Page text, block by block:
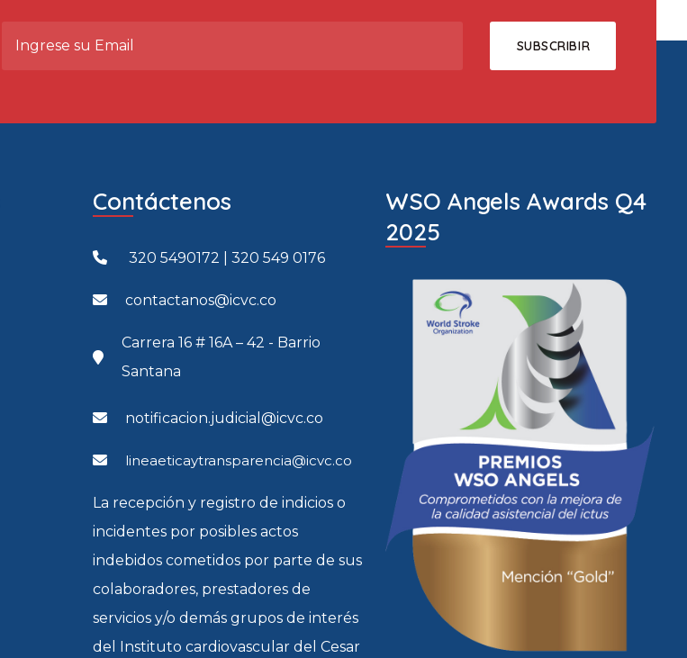
Contáctenos
320 5490172 | 320 549 0176
contactanos@icvc.co
Carrera 16 # 16A – 42 - Barrio
Santana
notificacion.judicial@icvc.co
lineaeticaytransparencia@icvc.co
La recepción y registro de indicios o
incidentes por posibles actos
indebidos cometidos por parte de sus
colaboradores, prestadores de
servicios y/o demás grupos de interés
del Instituto cardiovascular del Cesar
WSO Angels Awards Q4
2025